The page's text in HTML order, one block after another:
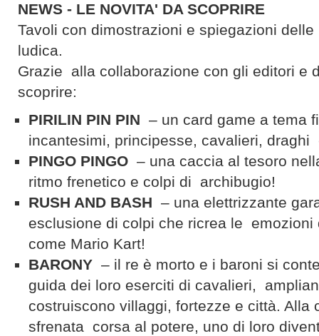
NEWS - LE NOVITA' DA SCOPRIRE
Tavoli con dimostrazioni e spiegazioni
ludica.
Grazie alla collaborazione con gli editori e
scoprire:
PIRILIN PIN PIN – un card game a tema
incantesimi, principesse, cavalieri, draghi
PINGO PINGO – una caccia al tesoro
ritmo frenetico e colpi di archibugio!
RUSH AND BASH – una elettrizzante
esclusione di colpi che ricrea le emozioni
come Mario Kart!
BARONY – il re è morto e i baroni si
guida dei loro eserciti di cavalieri,
costruiscono villaggi, fortezze e città. Alla
sfrenata corsa al potere, uno di loro